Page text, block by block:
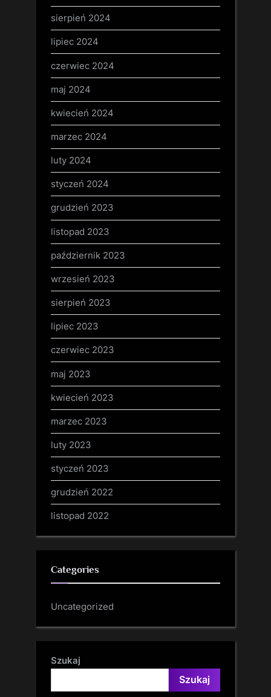
sierpień 2024
lipiec 2024
czerwiec 2024
maj 2024
kwiecień 2024
marzec 2024
luty 2024
styczeń 2024
grudzień 2023
listopad 2023
październik 2023
wrzesień 2023
sierpień 2023
lipiec 2023
czerwiec 2023
maj 2023
kwiecień 2023
marzec 2023
luty 2023
styczeń 2023
grudzień 2022
listopad 2022
Categories
Uncategorized
Szukaj
Szukaj